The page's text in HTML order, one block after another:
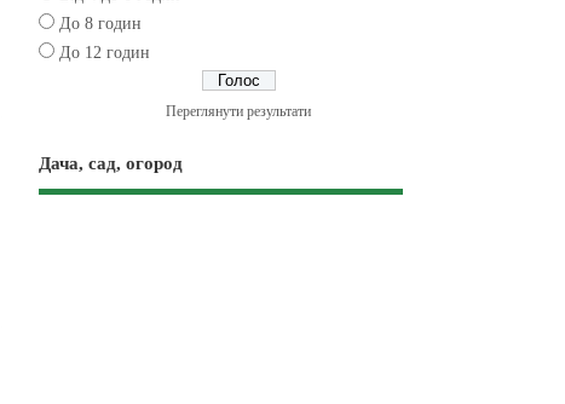
До 8 годин
До 12 годин
Переглянути результати
Дача, сад, огород